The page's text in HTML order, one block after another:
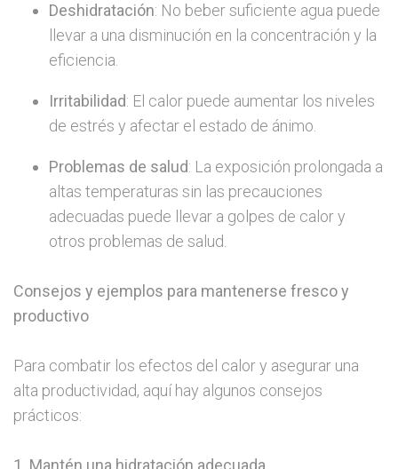
Deshidratación: No beber suficiente agua puede
llevar a una disminución en la concentración y la
eficiencia.
Irritabilidad: El calor puede aumentar los niveles
de estrés y afectar el estado de ánimo.
Problemas de salud: La exposición prolongada a
altas temperaturas sin las precauciones
adecuadas puede llevar a golpes de calor y
otros problemas de salud.
Consejos y ejemplos para mantenerse fresco y
productivo
Para combatir los efectos del calor y asegurar una
alta productividad, aquí hay algunos consejos
prácticos:
1. Mantén una hidratación adecuada